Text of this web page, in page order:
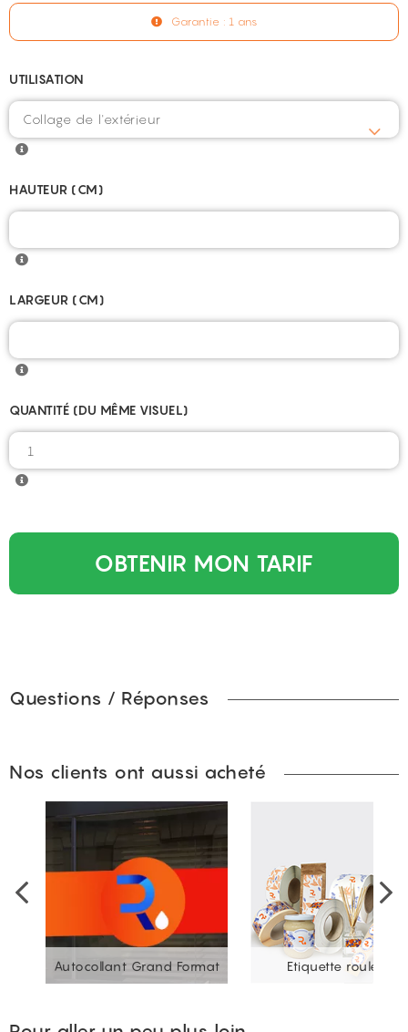
Garantie : 1 ans
UTILISATION
HAUTEUR (CM)
LARGEUR (CM)
QUANTITÉ (DU MÊME VISUEL)
OBTENIR MON TARIF
Questions / Réponses
Nos clients ont aussi acheté
Autocollant Grand Format Etiquette rouleau